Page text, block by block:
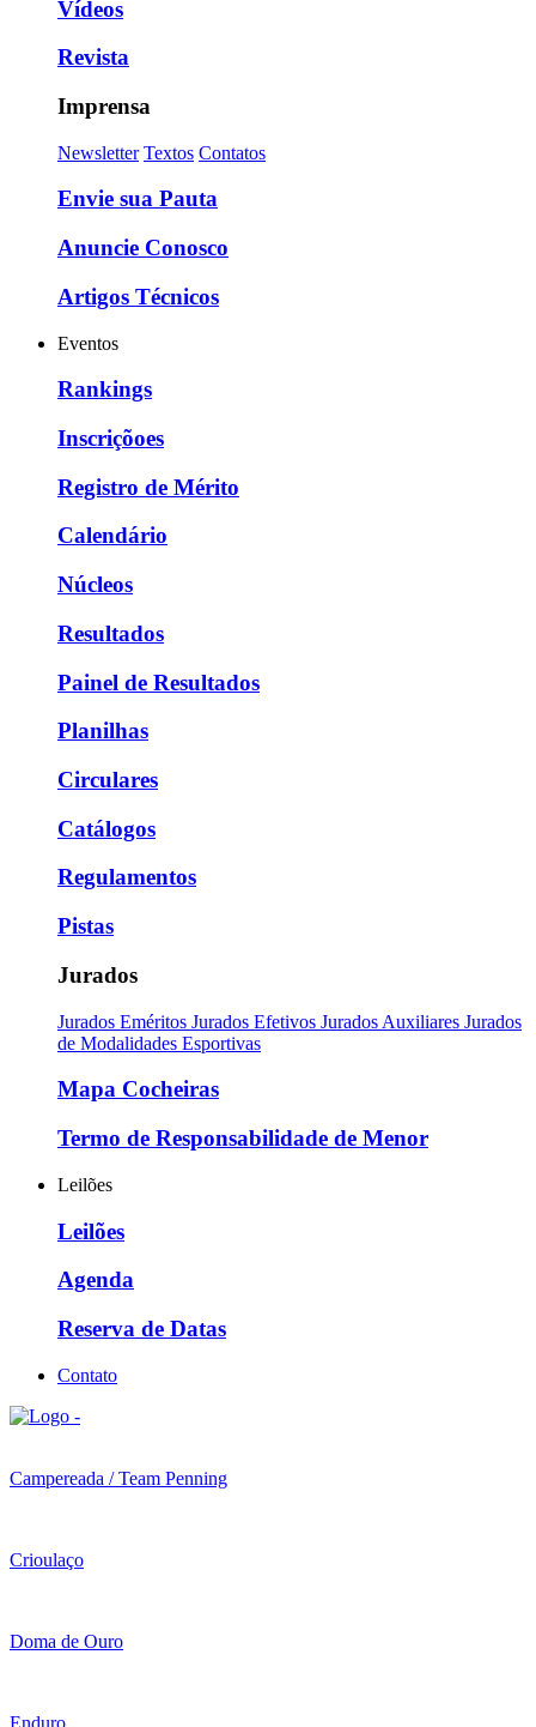
Vídeos
Revista
Imprensa
Newsletter Textos Contatos
Envie sua Pauta
Anuncie Conosco
Artigos Técnicos
Eventos
Rankings
Inscriçõoes
Registro de Mérito
Calendário
Núcleos
Resultados
Painel de Resultados
Planilhas
Circulares
Catálogos
Regulamentos
Pistas
Jurados
Jurados Eméritos Jurados Efetivos Jurados Auxiliares Jurados
de Modalidades Esportivas
Mapa Cocheiras
Termo de Responsabilidade de Menor
Leilões
Leilões
Agenda
Reserva de Datas
Contato
Campereada / Team Penning
Crioulaço
Doma de Ouro
Enduro